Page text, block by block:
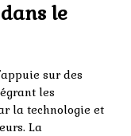
le
sur des
les
la technologie et
La